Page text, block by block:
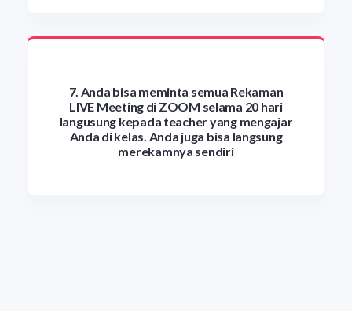
7. Anda bisa meminta semua Rekaman
LIVE Meeting di ZOOM selama 20 hari
langusung kepada teacher yang mengajar
Anda di kelas. Anda juga bisa langsung
merekamnya sendiri